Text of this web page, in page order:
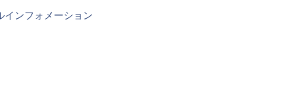
インフォメーション